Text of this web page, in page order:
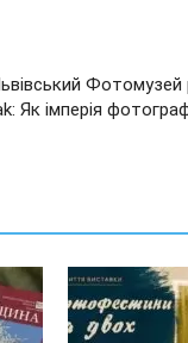
Фотомузей
Як імперія